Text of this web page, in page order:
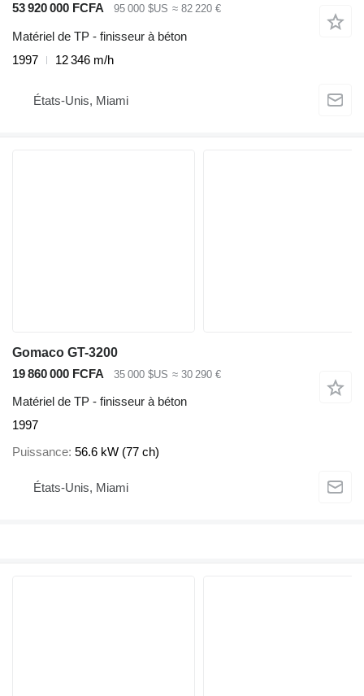
53 920 000 FCFA
95 000 $US ≈ 82 220 €
Matériel de TP - finisseur à béton
1997
12 346 m/h
États-Unis, Miami
Gomaco GT-3200
19 860 000 FCFA
35 000 $US ≈ 30 290 €
Matériel de TP - finisseur à béton
1997
Puissance 56.6 kW (77 ch)
États-Unis, Miami